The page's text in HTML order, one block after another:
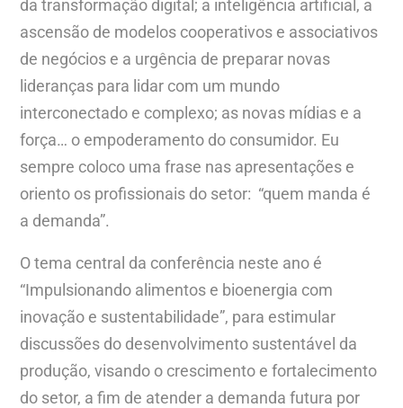
da transformação digital; a inteligência artificial, a
ascensão de modelos cooperativos e associativos
de negócios e a urgência de preparar novas
lideranças para lidar com um mundo
interconectado e complexo; as novas mídias e a
força… o empoderamento do consumidor. Eu
sempre coloco uma frase nas apresentações e
oriento os profissionais do setor: “quem manda é
a demanda”.
O tema central da conferência neste ano é
“Impulsionando alimentos e bioenergia com
inovação e sustentabilidade”, para estimular
discussões do desenvolvimento sustentável da
produção, visando o crescimento e fortalecimento
do setor, a fim de atender a demanda futura por